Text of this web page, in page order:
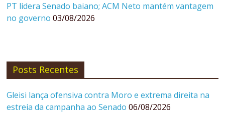
PT lidera Senado baiano; ACM Neto mantém vantagem
no governo 03/08/2026
Posts Recentes
Gleisi lança ofensiva contra Moro e extrema direita na
estreia da campanha ao Senado 06/08/2026